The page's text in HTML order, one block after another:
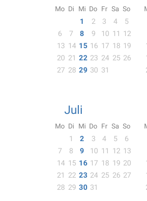
Mo Di Mi Do Fr Sa So
1 2 3 4
5
6
7 8 9 10 11 12
13 14 15 16 17 18 19
20 21 22 23 24 25 26
27 28 29 30 31
Juli
Mo Di Mi Do Fr Sa So
1 2 3 4 5
6
7
8 9 10 11 12 13
14 15 16 17 18 19 20
21
22 23 24 25 26 27
28 29 30 31